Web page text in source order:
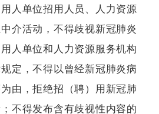
人单位招用人员、人力资源
介活动，不得歧视新冠肺炎
人单位和人力资源服务机构
定，不得以曾经新冠肺炎病
由，拒绝招（聘）用新冠肺
不得发布含有歧视性内容的